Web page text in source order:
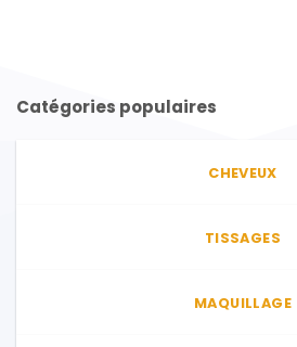
Les
être
la
produit
Catégories populaires
CHEVEUX
TISSAGES
MAQUILLAGE